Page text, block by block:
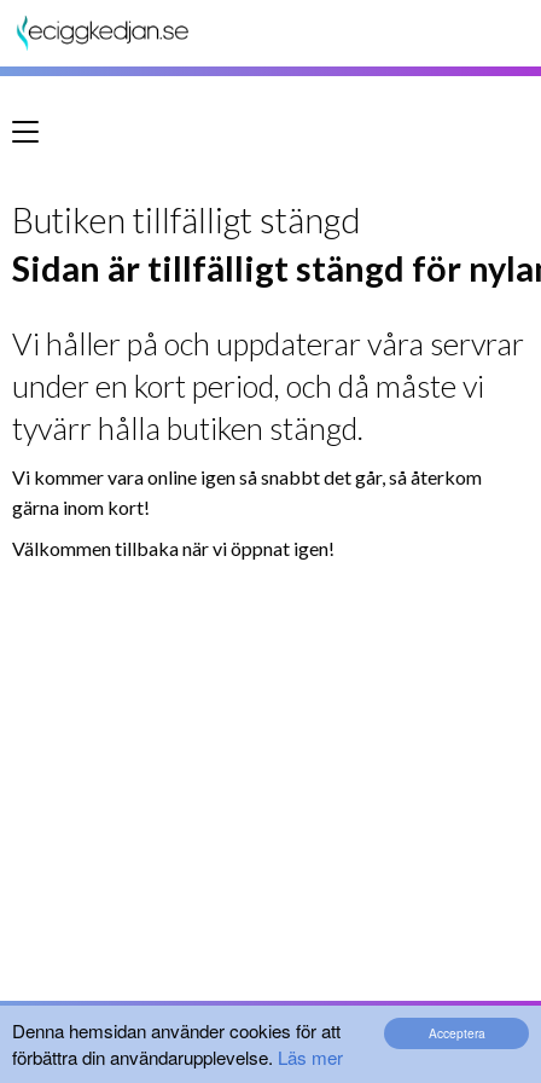
Acceptera
Denna hemsidan använder cookies för att
förbättra din användarupplevelse. Läs mer
Meny
Butiken tillfälligt stängd
Sidan är tillfälligt stängd för
Vi håller på och uppdaterar våra servrar
under en kort period, och då måste vi
tyvärr hålla butiken stängd.
Vi kommer vara online igen så snabbt det går, så återkom
gärna inom kort!
Välkommen tillbaka när vi öppnat igen!